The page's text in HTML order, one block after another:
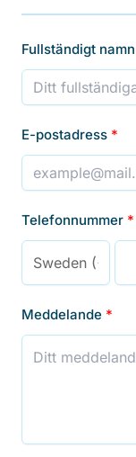
Fullständigt namn
E-postadress
Telefonnummer
Meddelande